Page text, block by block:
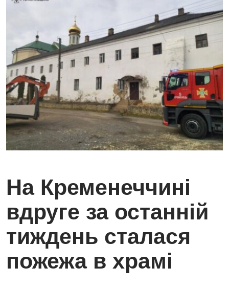
На Кременеччині
вдруге за останній
тиждень сталася
пожежа в храмі